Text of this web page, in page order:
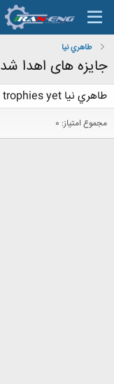
طاهري نيا
جایزه های اهدا
طاهري نيا has not been awarded any trophies yet.
مجموع امتیاز: 0